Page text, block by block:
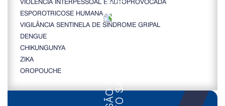
ESPOROTRICOSE HUMANA
VIGILÂNCIA SENTINELA DE SÍNDROME GRIPAL
DENGUE
CHIKUNGUNYA
ZIKA
OROPOUCHE